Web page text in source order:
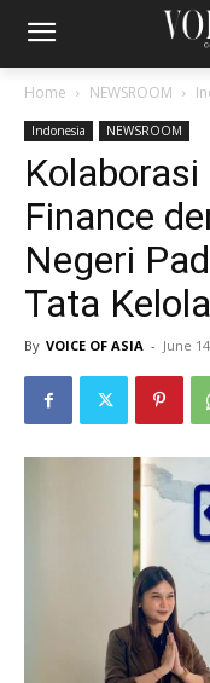
Home NEWSROOM
Indonesia NEWSROOM
Finance
Negeri
Tata
By VOICE OF ASIA - June